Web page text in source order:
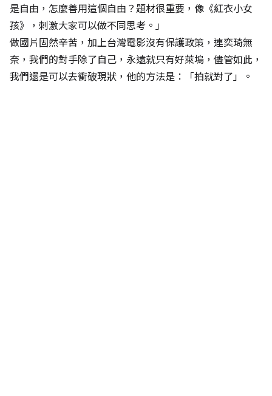
是自由，怎麼善用這個自由？題材很重要，像《紅衣小女
孩》，刺激大家可以做不同思考。」
做國片固然辛苦，加上台灣電影沒有保護政策，連奕琦無
奈，我們的對手除了自己，永遠就只有好萊塢，儘管如此，
我們還是可以去衝破現狀，他的方法是：「拍就對了」。